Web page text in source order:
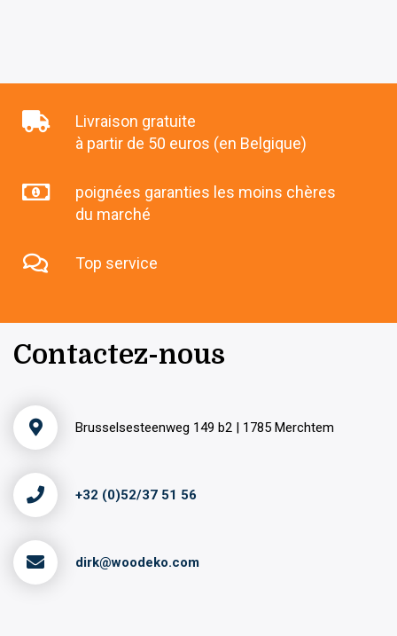
Livraison gratuite
à partir de 50 euros (en Belgique)
poignées garanties les moins chères
du marché
Top service
Contactez-nous
Brusselsesteenweg 149 b2 | 1785 Merchtem
+32 (0)52/37 51 56
dirk@woodeko.com